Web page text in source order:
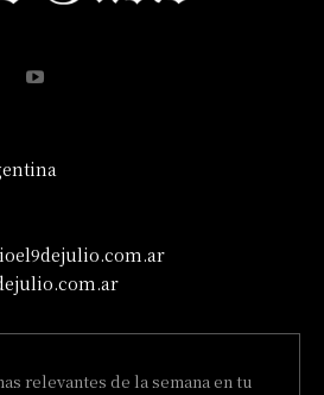
relevantes de la semana en tu